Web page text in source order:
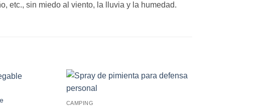
etc., sin miedo al viento, la lluvia y la humedad.
CAMPING